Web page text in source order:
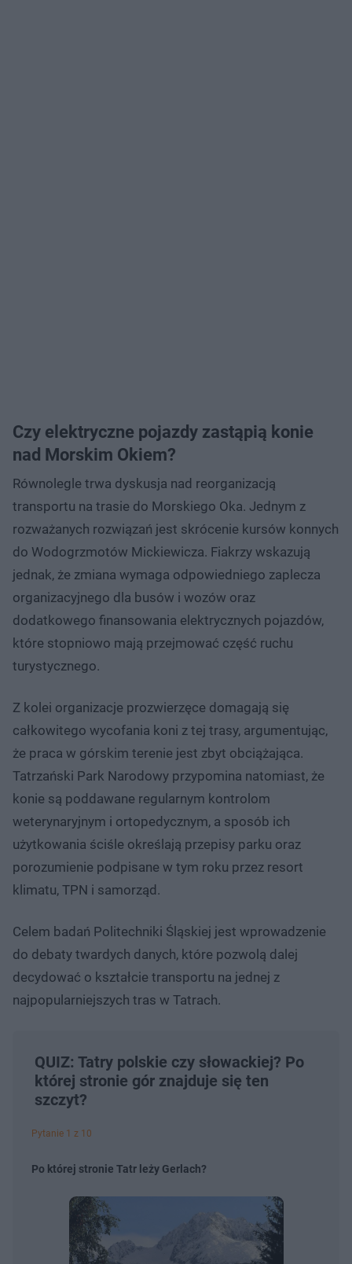
Czy elektryczne pojazdy zastąpią konie
nad Morskim Okiem?
Równolegle trwa dyskusja nad reorganizacją
transportu na trasie do Morskiego Oka. Jednym z
rozważanych rozwiązań jest skrócenie kursów konnych
do Wodogrzmotów Mickiewicza. Fiakrzy wskazują
jednak, że zmiana wymaga odpowiedniego zaplecza
organizacyjnego dla busów i wozów oraz
dodatkowego finansowania elektrycznych pojazdów,
które stopniowo mają przejmować część ruchu
turystycznego.
Z kolei organizacje prozwierzęce domagają się
całkowitego wycofania koni z tej trasy, argumentując,
że praca w górskim terenie jest zbyt obciążająca.
Tatrzański Park Narodowy przypomina natomiast, że
konie są poddawane regularnym kontrolom
weterynaryjnym i ortopedycznym, a sposób ich
użytkowania ściśle określają przepisy parku oraz
porozumienie podpisane w tym roku przez resort
klimatu, TPN i samorząd.
Celem badań Politechniki Śląskiej jest wprowadzenie
do debaty twardych danych, które pozwolą dalej
decydować o kształcie transportu na jednej z
najpopularniejszych tras w Tatrach.
QUIZ: Tatry polskie czy słowackiej? Po
której stronie gór znajduje się ten
szczyt?
Pytanie 1 z 10
Po której stronie Tatr leży Gerlach?